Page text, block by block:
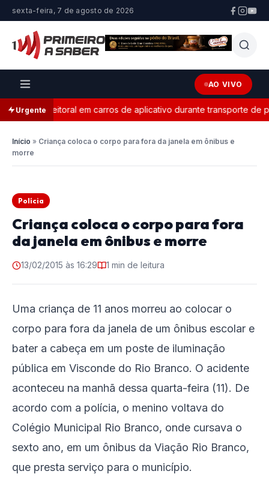
sexta-feira, 7 de agosto de 2026
AO VIVO
Urgenteeleitoral em carros de aplicativo durante transporte de
Início » Criança coloca o corpo para fora da janela em ônibus e
morre
Polícia
Criança coloca o corpo para fora
da janela em ônibus e morre
13/02/2015 às 16:29 1 min de leitura
Uma criança de 11 anos morreu ao colocar o
corpo para fora da janela de um ônibus escolar e
bater a cabeça em um poste de iluminação
pública em Visconde do Rio Branco. O acidente
aconteceu na manhã dessa quarta-feira (11). De
acordo com a polícia, o menino voltava do
Colégio Municipal Rio Branco, onde cursava o
sexto ano, em um ônibus da Viação Rio Branco,
que presta serviço para o município.